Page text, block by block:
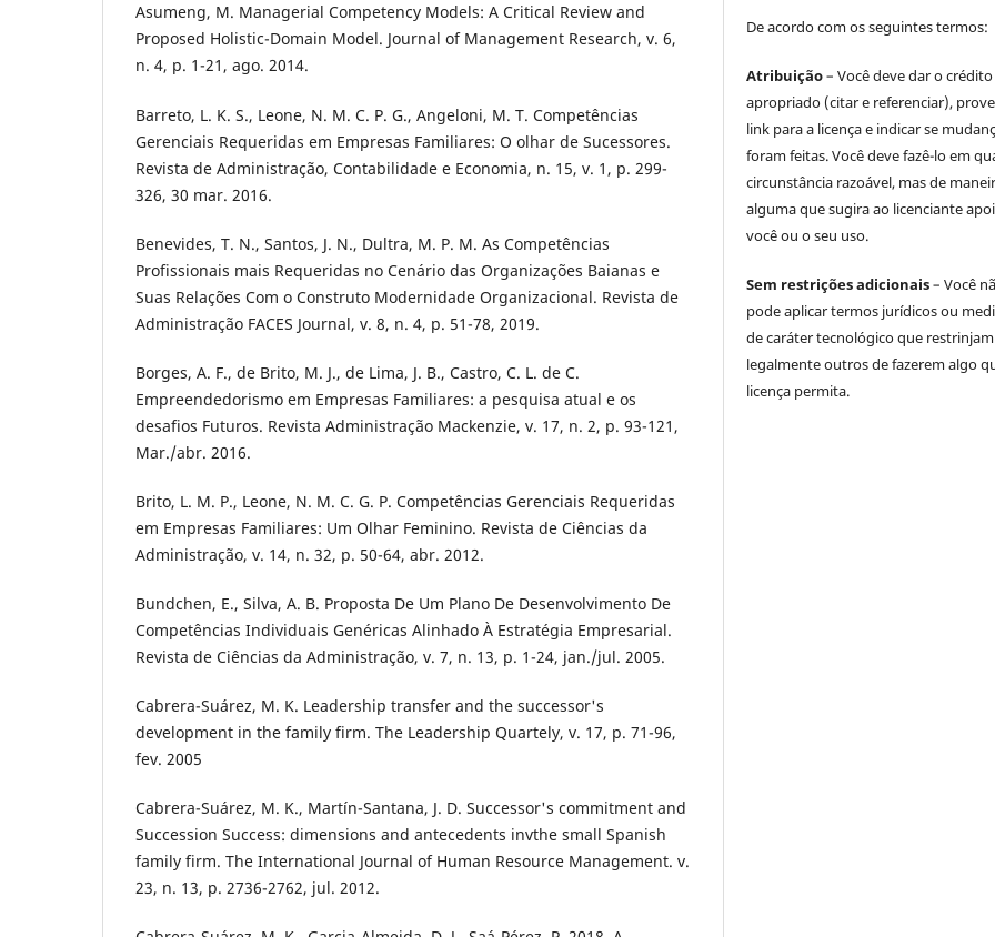
Asumeng, M. Managerial Competency Models: A Critical Review and
Proposed Holistic-Domain Model. Journal of Management Research, v. 6,
n. 4, p. 1-21, ago. 2014.
Barreto, L. K. S., Leone, N. M. C. P. G., Angeloni, M. T. Competências
Gerenciais Requeridas em Empresas Familiares: O olhar de Sucessores.
Revista de Administração, Contabilidade e Economia, n. 15, v. 1, p. 299-
326, 30 mar. 2016.
Benevides, T. N., Santos, J. N., Dultra, M. P. M. As Competências
Profissionais mais Requeridas no Cenário das Organizações Baianas e
Suas Relações Com o Construto Modernidade Organizacional. Revista de
Administração FACES Journal, v. 8, n. 4, p. 51-78, 2019.
Borges, A. F., de Brito, M. J., de Lima, J. B., Castro, C. L. de C.
Empreendedorismo em Empresas Familiares: a pesquisa atual e os
desafios Futuros. Revista Administração Mackenzie, v. 17, n. 2, p. 93-121,
Mar./abr. 2016.
Brito, L. M. P., Leone, N. M. C. G. P. Competências Gerenciais Requeridas
em Empresas Familiares: Um Olhar Feminino. Revista de Ciências da
Administração, v. 14, n. 32, p. 50-64, abr. 2012.
Bundchen, E., Silva, A. B. Proposta De Um Plano De Desenvolvimento De
Competências Individuais Genéricas Alinhado À Estratégia Empresarial.
Revista de Ciências da Administração, v. 7, n. 13, p. 1-24, jan./jul. 2005.
Cabrera-Suárez, M. K. Leadership transfer and the successor's
development in the family firm. The Leadership Quartely, v. 17, p. 71-96,
fev. 2005
Cabrera-Suárez, M. K., Martín-Santana, J. D. Successor's commitment and
Succession Success: dimensions and antecedents invthe small Spanish
family firm. The International Journal of Human Resource Management. v.
23, n. 13, p. 2736-2762, jul. 2012.
De acordo com os seguintes termos:
Atribuição– Você deve dar o crédito
apropriado (citar e referenciar),
link para a licença e indicar se
foram feitas. Você deve fazê-lo em
circunstância razoável, mas de
alguma que sugira ao licenciante
você ou o seu uso.
Sem restrições adicionais– Você
pode aplicar termos jurídicos ou
de caráter tecnológico que restrinjam
legalmente outros de fazerem algo
licença permita.